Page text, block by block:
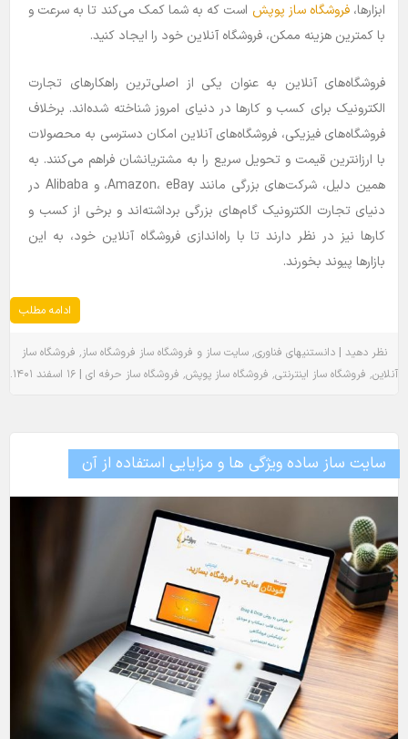
ابزارها،فروشگاه ساز پوپش است که به شما کمک می‌کند تا به سرعت و
با کمترین هزینه ممکن، فروشگاه آنلاین خود را ایجاد کنید.
فروشگاه‌های آنلاین به عنوان یکی از اصلی‌ترین راهکارهای تجارت
الکترونیک برای کسب و کارها در دنیای امروز شناخته شده‌اند. برخلاف
فروشگاه‌های فیزیکی، فروشگاه‌های آنلاین امکان دسترسی به محصولات
با ارزانترین قیمت و تحویل سریع را به مشتریانشان فراهم می‌کنند. به
همین دلیل، شرکت‌های بزرگی مانند Amazon، eBay، و Alibaba در
دنیای تجارت الکترونیک گام‌های بزرگی برداشته‌اند و برخی از کسب و
کارها نیز در نظر دارند تا با راه‌اندازی فروشگاه آنلاین خود، به این
بازارها پیوند بخورند.
ادامه مطلب
نظر دهید |دانستنیهای فناوری٬ سایت ساز و فروشگاه ساز فروشگاه ساز٬ فروشگاه ساز
آنلاین٬ فروشگاه ساز اینترنتی٬ فروشگاه ساز پوپش٬ فروشگاه ساز حرفه ای | ۱۶ اسفند ۱۴۰۱ .
سایت ساز ساده ویژگی ها و مزایایی استفاده از آن